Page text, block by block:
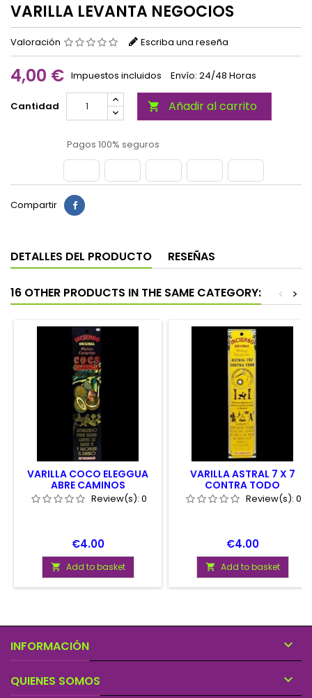
VARILLA LEVANTA NEGOCIOS
Valoración Escriba una reseña
4,00 € Impuestos incluidos Envío: 24/48 Horas
Cantidad  Añadir al carrito
Pagos 100% seguros
Compartir
DETALLES DEL PRODUCTO RESEÑAS
16 OTHER PRODUCTS IN THE SAME CATEGORY: >
<
VARILLA COCO ELEGGUA
ABRE CAMINOS
Review(s): 0
Price
€4.00
 Add to basket
VARILLA ASTRAL 7 X 7
CONTRA TODO
Review(s): 0
Price
€4.00
 Add to basket
INFORMACIÓN 
QUIENES SOMOS 